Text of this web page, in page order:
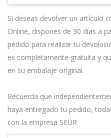
Si deseas devolver un artículo
Online, dispones de 30 días a
pedido para realizar tu
es completamente gratuita y
en su embalaje original.
Recuerda que
haya entregado tu pedido,
con la empresa SEUR